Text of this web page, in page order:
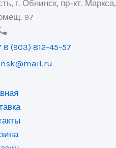
г. Обнинск, пр-кт. Маркса,
97
8 (903) 812-45-57